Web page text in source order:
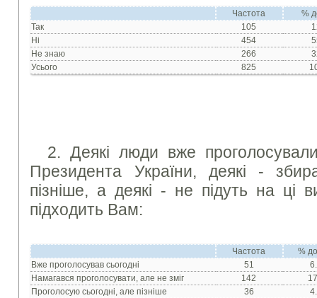
Частота
%
Так
105
Ні
454
Не знаю
266
Усього
825
2. Деякі люди вже
Президента України, деякі -
пізніше, а деякі - не підуть на ці
підходить Вам:
Частота
%
Вже проголосував сьогодні
51
Намагався проголосувати, але не зміг
142
Проголосую сьогодні, але пізніше
36